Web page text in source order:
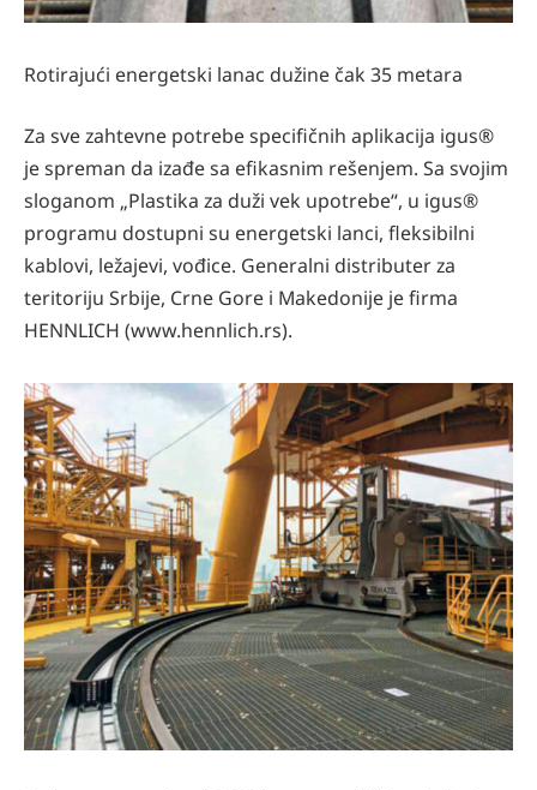
Rotirajući energetski lanac dužine čak 35 metara
Za sve zahtevne potrebe specifičnih aplikacija igus®
je spreman da izađe sa efikasnim rešenjem. Sa svojim
sloganom „Plastika za duži vek upotrebe“, u igus®
programu dostupni su energetski lanci, fleksibilni
kablovi, ležajevi, vođice. Generalni distributer za
teritoriju Srbije, Crne Gore i Makedonije je firma
HENNLICH (www.hennlich.rs).